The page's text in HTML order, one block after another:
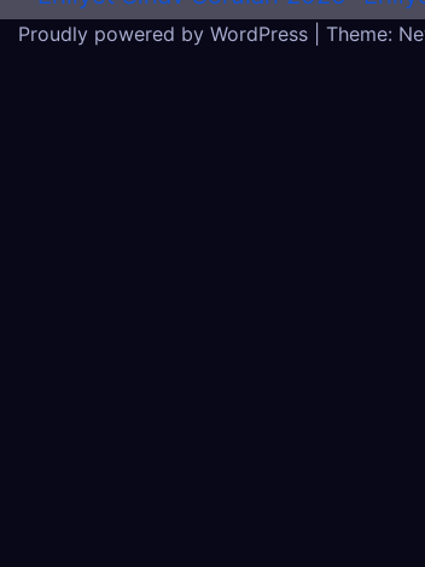
Proudly powered by WordPress Theme: